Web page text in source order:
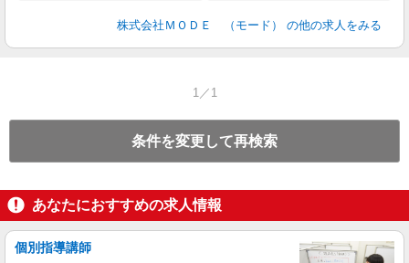
株式会社ＭＯＤＥ （モード） の他の求人をみる
1／1
条件を変更して再検索
あなたにおすすめの求人情報
個別指導講師